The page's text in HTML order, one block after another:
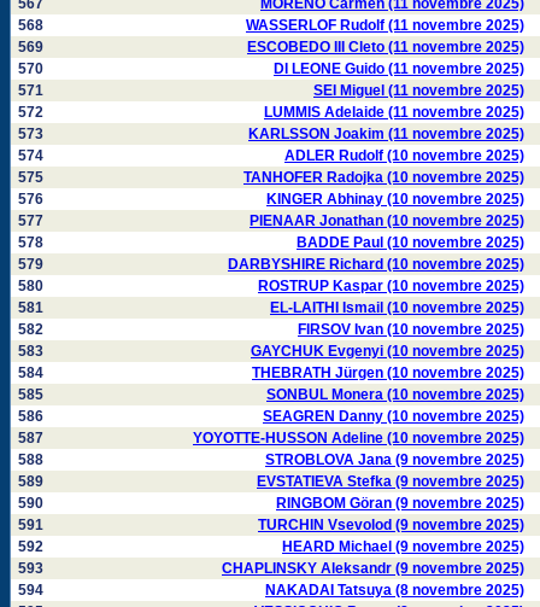
567
MORENO Carmen (11 novembre 2025)
568
WASSERLOF Rudolf (11 novembre 2025)
569
ESCOBEDO III Cleto (11 novembre 2025)
570
DI LEONE Guido (11 novembre 2025)
571
SEI Miguel (11 novembre 2025)
572
LUMMIS Adelaide (11 novembre 2025)
573
KARLSSON Joakim (11 novembre 2025)
574
ADLER Rudolf (10 novembre 2025)
575
TANHOFER Radojka (10 novembre 2025)
576
KINGER Abhinay (10 novembre 2025)
577
PIENAAR Jonathan (10 novembre 2025)
578
BADDE Paul (10 novembre 2025)
579
DARBYSHIRE Richard (10 novembre 2025)
580
ROSTRUP Kaspar (10 novembre 2025)
581
EL-LAITHI Ismail (10 novembre 2025)
582
FIRSOV Ivan (10 novembre 2025)
583
GAYCHUK Evgenyi (10 novembre 2025)
584
THEBRATH Jürgen (10 novembre 2025)
585
SONBUL Monera (10 novembre 2025)
586
SEAGREN Danny (10 novembre 2025)
587
YOYOTTE-HUSSON Adeline (10 novembre 2025)
588
STROBLOVA Jana (9 novembre 2025)
589
EVSTATIEVA Stefka (9 novembre 2025)
590
RINGBOM Göran (9 novembre 2025)
591
TURCHIN Vsevolod (9 novembre 2025)
592
HEARD Michael (9 novembre 2025)
593
CHAPLINSKY Aleksandr (9 novembre 2025)
594
NAKADAI Tatsuya (8 novembre 2025)